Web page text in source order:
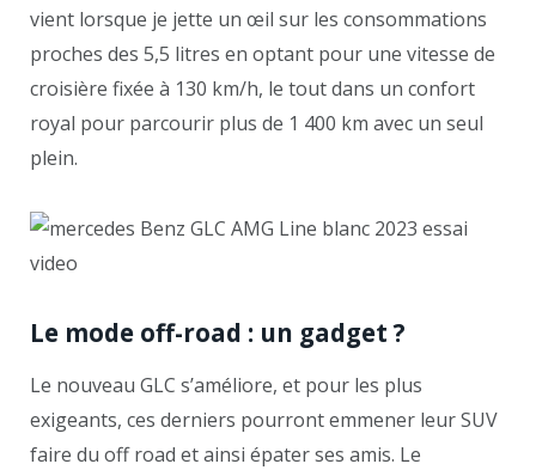
vient lorsque je jette un œil sur les consommations
proches des 5,5 litres en optant pour une vitesse de
croisière fixée à 130 km/h, le tout dans un confort
royal pour parcourir plus de 1 400 km avec un seul
plein.
Le mode off-road : un gadget ?
Le nouveau GLC s’améliore, et pour les plus
exigeants, ces derniers pourront emmener leur SUV
faire du off road et ainsi épater ses amis. Le